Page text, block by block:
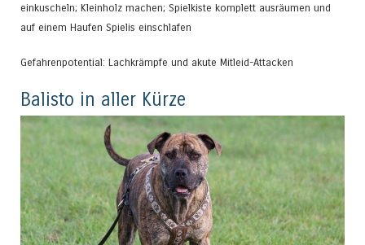
einkuscheln; Kleinholz machen; Spielkiste komplett ausräumen und
auf einem Haufen Spielis einschlafen
Gefahrenpotential: Lachkrämpfe und akute Mitleid-Attacken
Balisto in aller Kürze